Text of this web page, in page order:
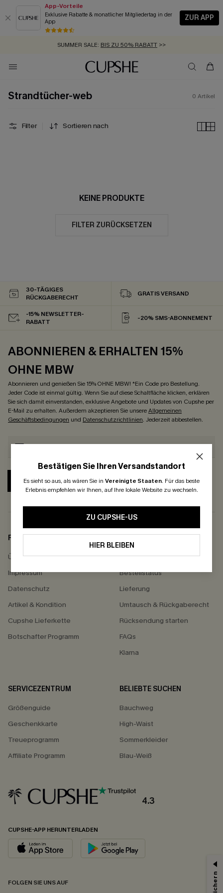
App-Vorteile
Exklusive Rabatte & monatlicher Mitgliedertag in der
App
ZUR APP
GRATIS MASSBAND MIT JEDEM SCHNELLVERSAND-ARTIKEL >>
SUMMER SALE: BIS ZU 50% RABATT >>
ZUM NEWSLETTER:BIS ZU -20% EXTRA ERHALTEN
KOSTENLOSER VERSAND AB 89 €
Strandtücher-web 0 Artikel
Filter Sortieren nach
KEINE PRODUKTE
FILTER ZURÜCKSETZEN
Bestätigen Sie Ihren Versandstandort
Es sieht so aus, als wären Sie in Vereinigte Staaten. Für das beste
Erlebnis empfehlen wir Ihnen, auf Ihre lokale Website zu wechseln.
ZU CUPSHE-US
HIER BLEIBEN
30-TÄGIGES
RÜCKGABERECHT
GRATIS VERSAND
-15% NEWSLETTER-
RABATT
-20% SMS-ABONNEMENT
ABONNIEREN & ERHALTEN 15%
OHNE MBW
Abonnieren und genießen Sie 15% OHNE MBW! *Ein Code pro Bestellung.
Jeder Code ist einmal gültig. Wenn Sie auf diese Schaltfläche klicken, erklären
Sie sich damit einverstanden, exklusive Angebote und Updates von Cupshe per
E-Mail zu erhalten. Außerdem akzeptieren Sie unsereAllgemeinen
Geschäftsbedingungen und Datenschutzrichtlinien. Jederzeit abbestellen.
ABONNIEREN
FIRMENINFO
Über Uns
Impressum
Datenschutz
Artikel & Kondition
Cupshe Lieferkette
Botschafter Programm
HILFE
Kontakt
Bestellstatus
Lieferung
Umtausch & Rückgaberecht
Rücksendung starten
FAQs
Klarna
SERVICEZENTRUM
Größenguide
Geschenkkarte
Treueprogramm
Affiliate Programm
BELIEBTE SUCHEN
Bauchweg
High-Waist
Sommerkleider
Blau-Weiß
4.3
CUPSHE-APP HERUNTERLADEN
FOLGEN SIE UNS AUF